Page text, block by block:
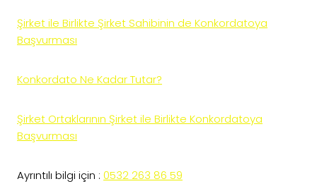
Şirket ile Birlikte Şirket Sahibinin de Konkordatoya
Başvurması
Konkordato Ne Kadar Tutar?
Şirket Ortaklarının Şirket ile Birlikte Konkordatoya
Başvurması
Ayrıntılı bilgi için : 0532 263 86 59